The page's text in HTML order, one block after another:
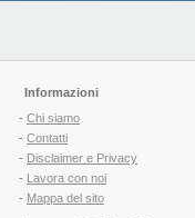
Informazioni
- Chi siamo
- Contatti
- Disclaimer e Privacy
- Lavora con noi
- Mappa del sito